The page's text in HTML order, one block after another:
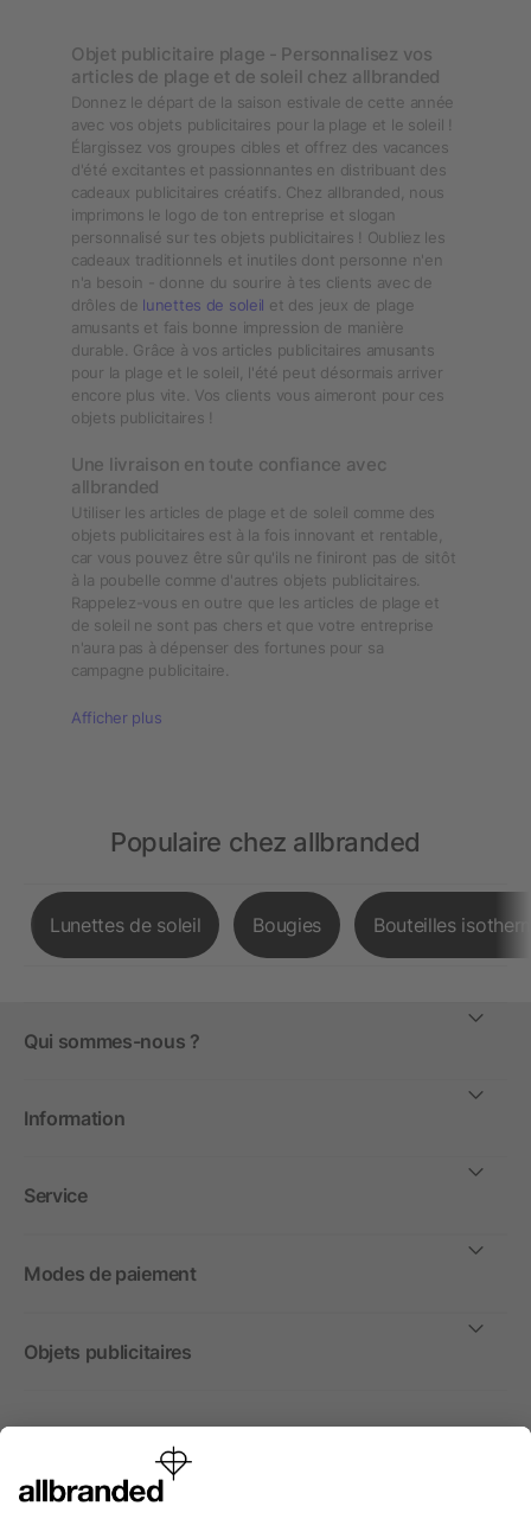
Objet publicitaire plage - Personnalisez vos
articles de plage et de soleil chez allbranded
Donnez le départ de la saison estivale de cette année
avec vos objets publicitaires pour la plage et le soleil !
Élargissez vos groupes cibles et offrez des vacances
d'été excitantes et passionnantes en distribuant des
cadeaux publicitaires créatifs. Chez allbranded, nous
imprimons le logo de ton entreprise et slogan
personnalisé sur tes objets publicitaires ! Oubliez les
cadeaux traditionnels et inutiles dont personne n'en
n'a besoin - donne du sourire à tes clients avec de
drôles de lunettes de soleil et des jeux de plage
amusants et fais bonne impression de manière
durable. Grâce à vos articles publicitaires amusants
pour la plage et le soleil, l'été peut désormais arriver
encore plus vite. Vos clients vous aimeront pour ces
objets publicitaires !
Une livraison en toute confiance avec
allbranded
Utiliser les articles de plage et de soleil comme des
objets publicitaires est à la fois innovant et rentable,
car vous pouvez être sûr qu'ils ne finiront pas de sitôt
à la poubelle comme d'autres objets publicitaires.
Rappelez-vous en outre que les articles de plage et
de soleil ne sont pas chers et que votre entreprise
n'aura pas à dépenser des fortunes pour sa
campagne publicitaire.
Afficher plus
Populaire chez allbranded
Lunettes de soleil Bougies Bouteilles
Qui sommes-nous ?
Information
Service
Modes de paiement
Objets publicitaires
International